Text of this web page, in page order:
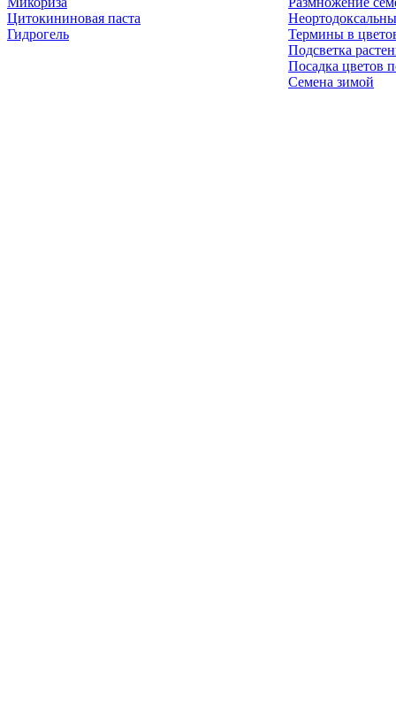
Цитокининовая паста
Гидрогель
Термины в
Подсветка
Посадка цветов
Семена зимой